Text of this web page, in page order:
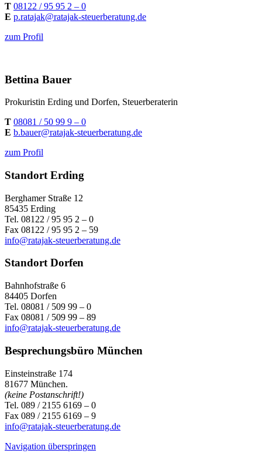
T 08122 / 95 95 2 – 0
E p.ratajak@ratajak-steuerberatung.de
zum Profil
Bettina Bauer
Prokuristin Erding und Dorfen, Steuerberaterin
T 08081 / 50 99 9 – 0
E b.bauer@ratajak-steuerberatung.de
zum Profil
Standort Erding
Berghamer Straße 12
85435 Erding
Tel. 08122 / 95 95 2 – 0
Fax 08122 / 95 95 2 – 59
info@ratajak-steuerberatung.de
Standort Dorfen
Bahnhofstraße 6
84405 Dorfen
Tel. 08081 / 509 99 – 0
Fax 08081 / 509 99 – 89
info@ratajak-steuerberatung.de
Besprechungsbüro München
Einsteinstraße 174
81677 München.
(keine Postanschrift!)
Tel. 089 / 2155 6169 – 0
Fax 089 / 2155 6169 – 9
info@ratajak-steuerberatung.de
Navigation überspringen